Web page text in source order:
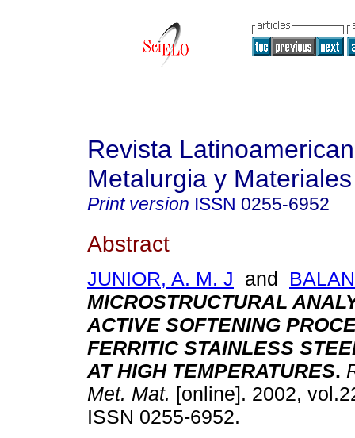
Revista
Metalurgia y Materiales
Print version ISSN 0255-6952
Abstract
JUNIOR, A. M. J and
MICROSTRUCTURAL
ACTIVE SOFTENING
FERRITIC STAINLESS
AT HIGH TEMPERATURES.
Met. Mat. [online]. 2002,
ISSN 0255-6952.